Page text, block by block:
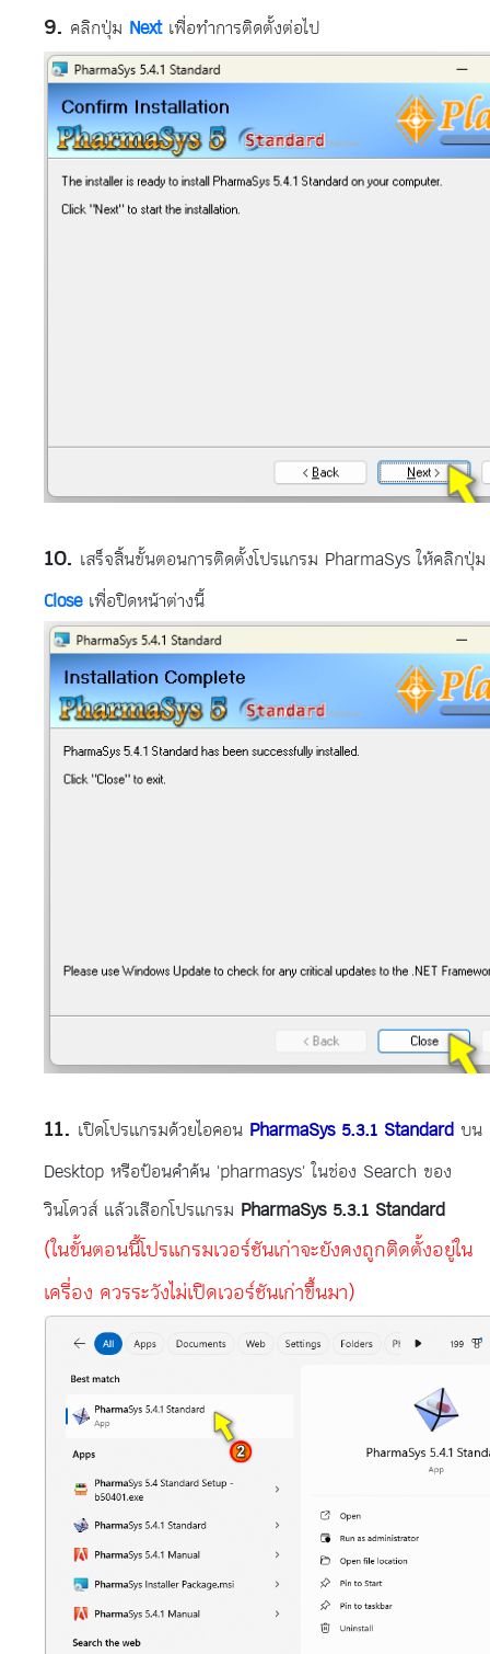
คลิกปุ่ม Nextเพื่อทำการติดตั้งต่อไป
เสร็จสิ้นขั้นตอนการติดตั้งโปรแกรม PharmaSys ให้คลิกปุ่ม
Closeเพื่อปิดหน้าต่างนี้
เปิดโปรแกรมด้วยไอคอน PharmaSys 5.3.1 Standard บน
Desktop หรือป้อนคำค้น 'pharmasys' ในช่อง Search ของ
วินโดวส์ แล้วเลือกโปรแกรม PharmaSys 5.3.1 Standard
(ในขั้นตอนนี้โปรแกรมเวอร์ชันเก่าจะยังคงถูกติดตั้งอยู่ใน
เครื่อง ควรระวังไม่เปิดเวอร์ชันเก่าขึ้นมา)